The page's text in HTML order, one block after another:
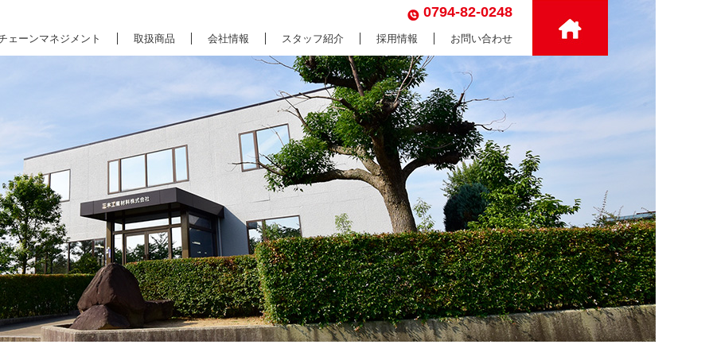
ェーンマネジメント 取扱商品 会社情報 スタッフ紹介 採用情報 お問い合わせ
0794-82-0248